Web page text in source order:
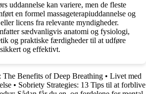
uddannelse kan variere, men de fleste
en formel massageterapiuddannelse og
licens fra relevante myndigheder.
sædvanligvis anatomi og fysiologi,
og praktiske færdigheder til at udføre
og effektivt.
The Benefits of Deep Breathing • Livet med
• Sobriety Strategies: 13 Tips til at forblive